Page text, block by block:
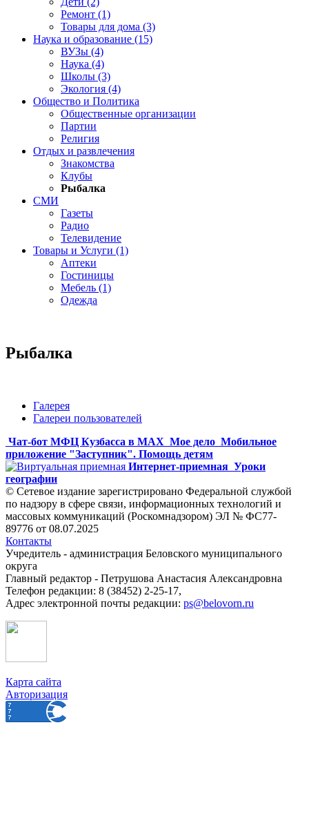
Ремонт (1)
Товары для дома (3)
Наука и образование (15)
ВУЗы (4)
Наука (4)
Школы (3)
Экология (4)
Общество и Политика
Общественные организации
Партии
Религия
Отдых и развлечения
Знакомства
Клубы
Рыбалка
СМИ
Газеты
Радио
Телевидение
Товары и Услуги (1)
Аптеки
Гостиницы
Мебель (1)
Одежда
Рыбалка
Галерея
Галереи пользователей
Чат-бот МФЦ Кузбасса в MAX Мое дело Мобильное
приложение "Заступник". Помощь детям
Интернет-приемная Уроки
географии
© Сетевое издание зарегистрировано Федеральной службой
по надзору в сфере связи, информационных технологий и
массовых коммуникаций (Роскомнадзором) ЭЛ № ФС77-
89776 от 08.07.2025
Контакты
Учредитель - администрация Беловского муниципального
округа
Главный редактор - Петрушова Анастасия Александровна
Телефон редакции: 8 (38452) 2-25-17,
Адрес электронной почты редакции: ps@belovorn.ru
Карта сайта
Авторизация